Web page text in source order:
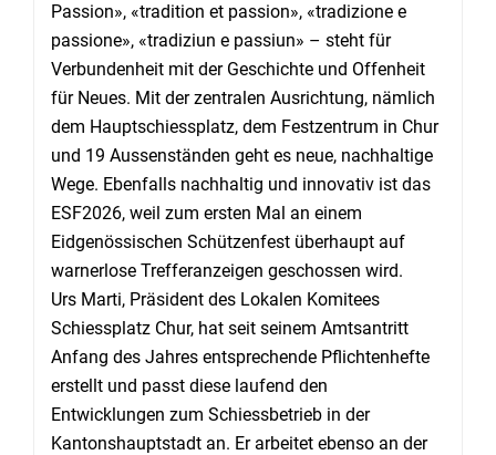
Passion», «tradition et passion», «tradizione e
passione», «tradiziun e passiun» – steht für
Verbundenheit mit der Geschichte und Offenheit
für Neues. Mit der zentralen Ausrichtung, nämlich
dem Hauptschiessplatz, dem Festzentrum in Chur
und 19 Aussenständen geht es neue, nachhaltige
Wege. Ebenfalls nachhaltig und innovativ ist das
ESF2026, weil zum ersten Mal an einem
Eidgenössischen Schützenfest überhaupt auf
warnerlose Trefferanzeigen geschossen wird.
Urs Marti, Präsident des Lokalen Komitees
Schiessplatz Chur, hat seit seinem Amtsantritt
Anfang des Jahres entsprechende Pflichtenhefte
erstellt und passt diese laufend den
Entwicklungen zum Schiessbetrieb in der
Kantonshauptstadt an. Er arbeitet ebenso an der